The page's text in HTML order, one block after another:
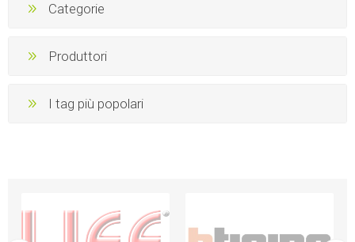
Categorie
Produttori
I tag più popolari